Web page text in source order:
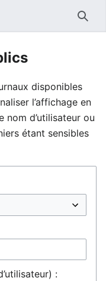
disponibles
l’affichage en
nom d’utilisateur ou
étant sensibles
: